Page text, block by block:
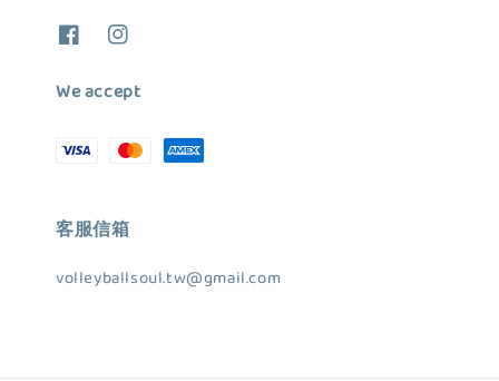
We accept
客服信箱
volleyballsoul.tw@gmail.com